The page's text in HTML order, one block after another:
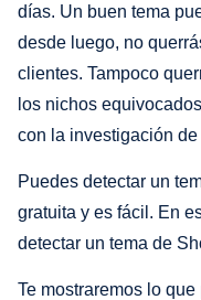
días. Un buen tema
desde luego, no
clientes. Tampoco
los nichos
con la investigación
Puedes detectar un
gratuita y es fácil. En
detectar un tema de
Te mostraremos lo